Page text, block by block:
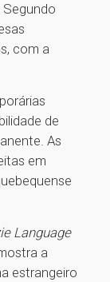
com a
de
As
em
Language
a
estrangeiro